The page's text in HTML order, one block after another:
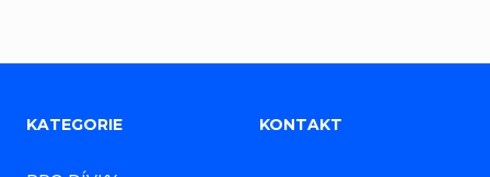
KATEGORIE KONTAKT